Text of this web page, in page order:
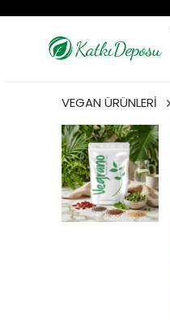
VEGAN ÜRÜNLERİ